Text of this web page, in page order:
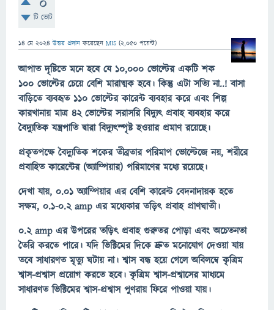
টি ভোট
14 মে 2024 উত্তর প্রদান করেছেন MIS (2,050 পয়েন্ট)
আপাত দৃষ্টিতে মনে হবে যে 10,000 ভোল্টের একটি শক
100 ভোল্টের চেয়ে বেশি মারাত্মক হবে। কিন্তু এটা সত্যি না..! বাসা
বাড়িতে ব্যবহৃত 110 ভোল্টের কারেন্ট ব্যবহার করে এবং শিল্প
কারখানায় মাত্র 42 ভোল্টের সরাসরি বিদ্যুৎ প্রবাহ ব্যবহার করে
বৈদ্যুতিক যন্ত্রপাতি দ্বারা বিদ্যুৎস্পৃষ্ট হওয়ার প্রমাণ রয়েছে।
প্রকৃতপক্ষে বৈদ্যুতিক শকের তীব্রতার পরিমাপ ভোল্টেজে নয়, শরীরে
প্রবাহিত কারেন্টের (অ্যাম্পিয়ার) পরিমাণের মধ্যে রয়েছে।
দেখা যায়, 0.01 অ্যাম্পিয়ার এর বেশি কারেন্ট বেদনাদায়ক হতে
সক্ষম, 0.1-0.2 amp এর মধ্যেকার তড়িৎ প্রবাহ প্রাণঘাতী।
0.2 amp এর উপরের তড়িৎ প্রবাহ গুরুতর পোড়া এবং অচেতনতা
তৈরি করতে পারে। যদি ভিক্টিমের দিকে দ্রুত মনোযোগ দেওয়া যায়
তবে সাধারণত মৃত্যু ঘটায় না। শ্বাস বন্ধ হয়ে গেলে অবিলম্বে কৃত্রিম
শ্বাস-প্রশ্বাস প্রয়োগ করতে হবে। কৃত্রিম শ্বাস-প্রশ্বাসের মাধ্যমে
সাধারণত ভিক্টিমের শ্বাস-প্রশ্বাস পুণরায় ফিরে পাওয়া যায়।